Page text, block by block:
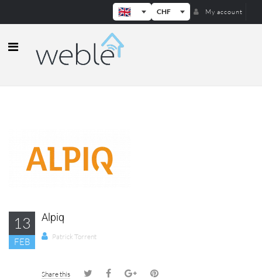
CHF My account
Weble — Industrial IoT gateways &
13
FEB
Alpiq
Patrick Torrent
Share this